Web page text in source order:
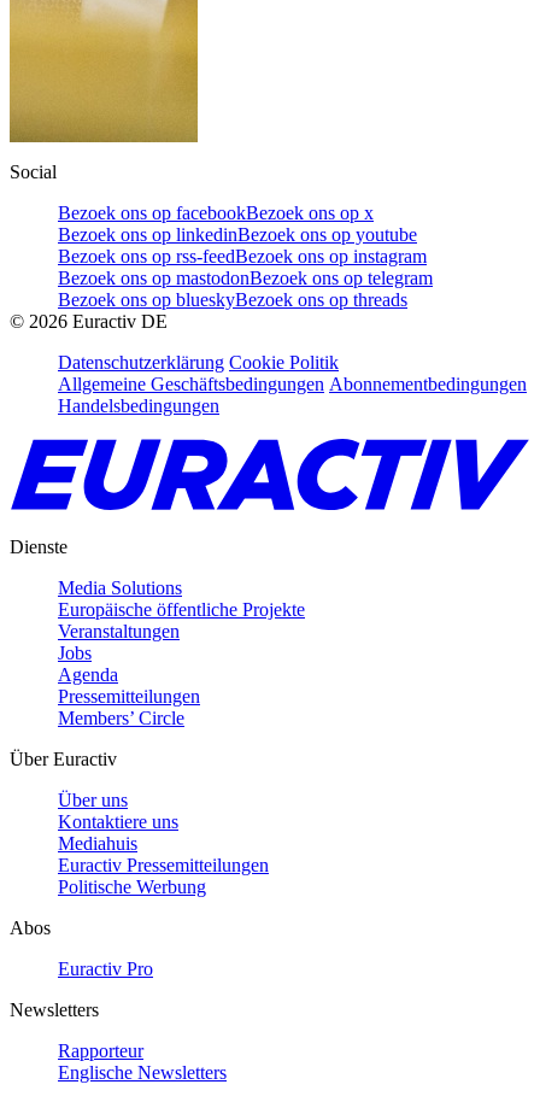
Social
Bezoek ons op facebookBezoek ons op x
Bezoek ons op linkedinBezoek ons op youtube
Bezoek ons op rss-feedBezoek ons op instagram
Bezoek ons op mastodonBezoek ons op telegram
Bezoek ons op blueskyBezoek ons op threads
© 2026 Euractiv DE
Datenschutzerklärung Cookie Politik
Allgemeine Geschäftsbedingungen Abonnementbedingungen
Handelsbedingungen
Dienste
Media Solutions
Europäische öffentliche Projekte
Veranstaltungen
Jobs
Agenda
Pressemitteilungen
Members’ Circle
Über Euractiv
Über uns
Kontaktiere uns
Mediahuis
Euractiv Pressemitteilungen
Politische Werbung
Abos
Euractiv Pro
Newsletters
Rapporteur
Englische Newsletters